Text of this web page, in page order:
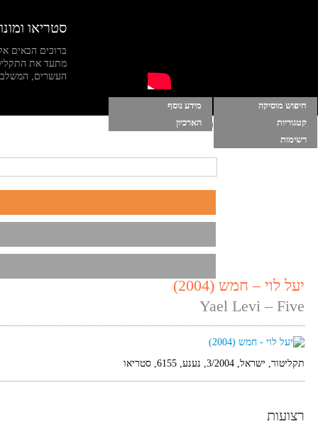
סטריאו ומונו
ברוכים הבאים
מתעד את
העשרים, המשלב
חיפוש מוסיקה
מידע נוסף
קטגוריות
הארכיון
רשימות
הרשימות שלי התחברות |הפעל מוסיקה ברקע
יעל לוי – חמש (2004)
Yael Levi – Five
תקליטור, ישראל, 3/2004, נענע, 6155, סטריאו
רצועות